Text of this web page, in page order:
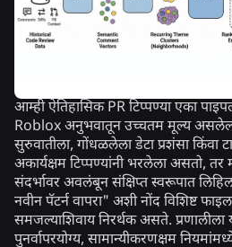
आम्ही ऐतिहासिक PR टिप्पण्या एका
Roblox अनुभवातून उच्चतम मूल्य
सुरुवातीला, गोंधळलेला डेटा प्रशंसा किंवा
अकार्यक्षम टिप्पण्यांनी भरलेला असतो, तर
संदर्भावर अवलंबून संक्षिप्त स्वरूपात
नवीन पॅटर्न वापरा" अशी नोंद विशिष्ट
समजल्याशिवाय निरर्थक असते. प्रणालीला
पुनर्वापरयोग्य, सामान्यीकरणक्षम